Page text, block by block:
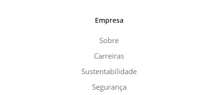
Empresa
Sobre
Carreiras
Sustentabilidade
Segurança